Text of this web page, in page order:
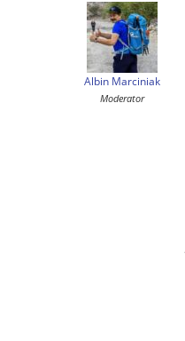
Albin Marciniak
Moderator